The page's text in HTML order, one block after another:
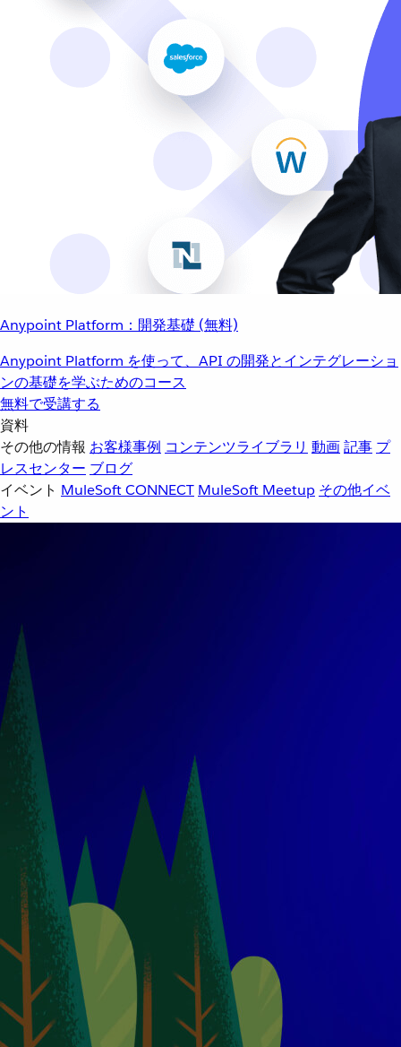
Anypoint Platform：開発基礎 (無料)
Anypoint Platform を使って、API の開発とインテグレーショ
ンの基礎を学ぶためのコース
無料で受講する
資料
その他の情報 お客様事例 コンテンツライブラリ 動画記事 プ
レスセンター ブログ
イベント MuleSoft CONNECT MuleSoft Meetup その他イベ
ント